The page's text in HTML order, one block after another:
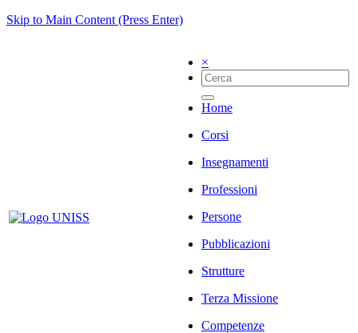
Skip to Main Content (Press Enter)
×
Home
Corsi
Insegnamenti
Professioni
Persone
Pubblicazioni
Strutture
Terza Missione
Competenze